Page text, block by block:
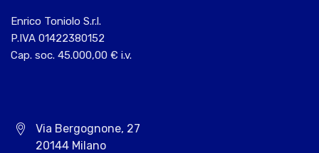
Enrico Toniolo S.r.l.
P.IVA 01422380152
Cap. soc. 45.000,00 € i.v.
Via Bergognone, 27
20144 Milano